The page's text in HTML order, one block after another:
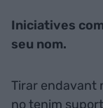
Iniciatives
seu nom.
Tirar endavant
no tenim